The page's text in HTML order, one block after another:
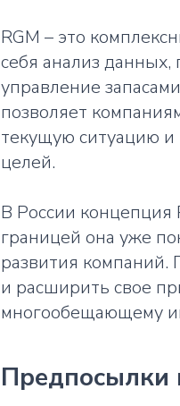
RGM – это
себя анализ
управление
позволяет
текущую ситуацию и
целей.
В России концепция
границей она уже
развития компаний.
и расширить свое
многообещающему
Предпосылки